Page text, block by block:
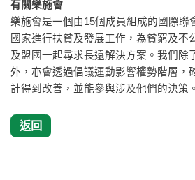
有關樂施會
樂施會是一個由15個成員組成的國際聯
國家進行扶貧及發展工作，為貧窮及不
及盟國一起尋求長遠解決方案。我們除
外，亦會透過倡議運動影響權勢階層，
計得到改善，並能參與涉及他們的決策。
返回